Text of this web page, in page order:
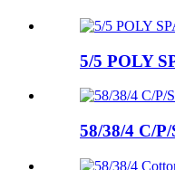
5/5 POLY
58/38/4 C/P/